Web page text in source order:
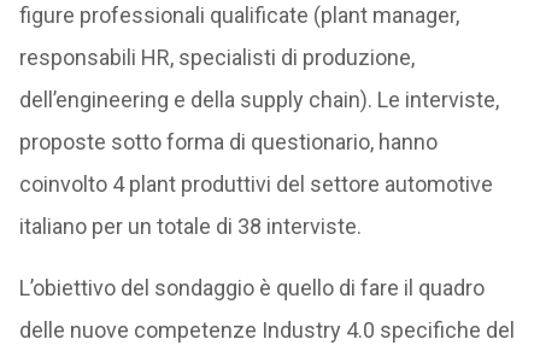
figure professionali qualificate (plant manager,
responsabili HR, specialisti di produzione,
dell’engineering e della supply chain). Le interviste,
proposte sotto forma di questionario, hanno
coinvolto 4 plant produttivi del settore automotive
italiano per un totale di 38 interviste.
L’obiettivo del sondaggio è quello di fare il quadro
delle nuove competenze Industry 4.0 specifiche del